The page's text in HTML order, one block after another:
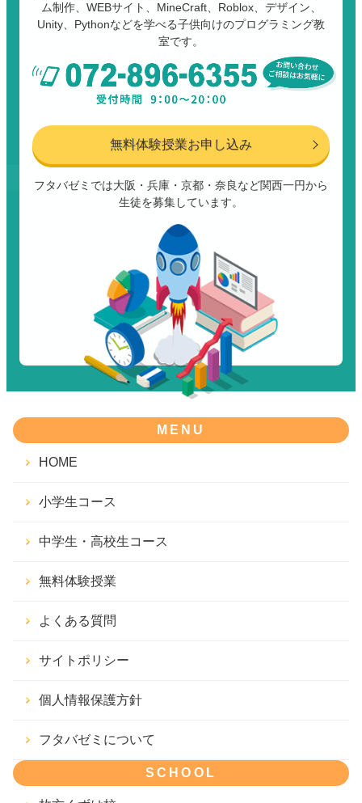
ム制作、WEBサイト、MineCraft、Roblox、デザイン、
Unity、Pythonなどを学べる子供向けのプログラミング教
室です。
無料体験授業お申し込み
フタバゼミでは大阪・兵庫・京都・奈良など関西一円から
生徒を募集しています。
MENU
HOME
小学生コース
中学生・高校生コース
無料体験授業
よくある質問
サイトポリシー
個人情報保護方針
フタバゼミについて
SCHOOL